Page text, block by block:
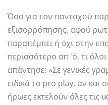
Όσο για τον πανταχού
εξισορρόπησης, αφού
παραπέμπει ή όχι στην
περισσότερο απ 'ό, τι
απάντησε: «Σε γενικές
ειδικά το pro play, αν και
ήρωες εκτελούν όλες τις